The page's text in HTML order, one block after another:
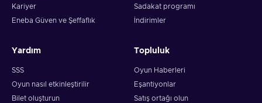
Kariyer
Eneba Güven ve Şeffaflık
Sadakat programı
İndirimler
Yardım
SSS
Oyun nasıl etkinleştirilir
Bilet oluşturun
Topluluk
Oyun Haberleri
Eşantiyonlar
Satış ortağı olun